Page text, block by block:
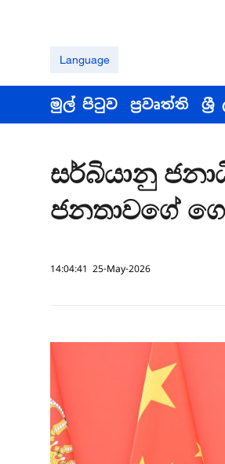
Language
මුල් පිටුව ප්‍රවෘත්ති ශ්‍රී
සර්බියානු
ජනතාවගේ
14:04:41 25-May-2026